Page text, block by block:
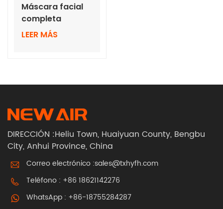
Máscara facial
completa
antiimpacto con
LEER MÁS
DIRECCIÓN :Heliu Town, Huaiyuan County, Bengbu
City, Anhui Province, China
Correo electrónico :sales@txhyfh.com
Teléfono : +86 18621142276
WhatsApp : +86-18755284287